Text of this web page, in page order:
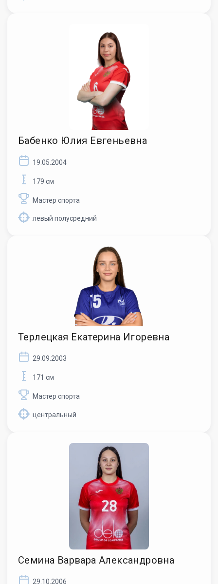
Бабенко Юлия Евгеньевна
19.05.2004
179 см
Мастер спорта
левый полусредний
Терлецкая Екатерина Игоревна
29.09.2003
171 см
Мастер спорта
центральный
Семина Варвара Александровна
29.10.2006